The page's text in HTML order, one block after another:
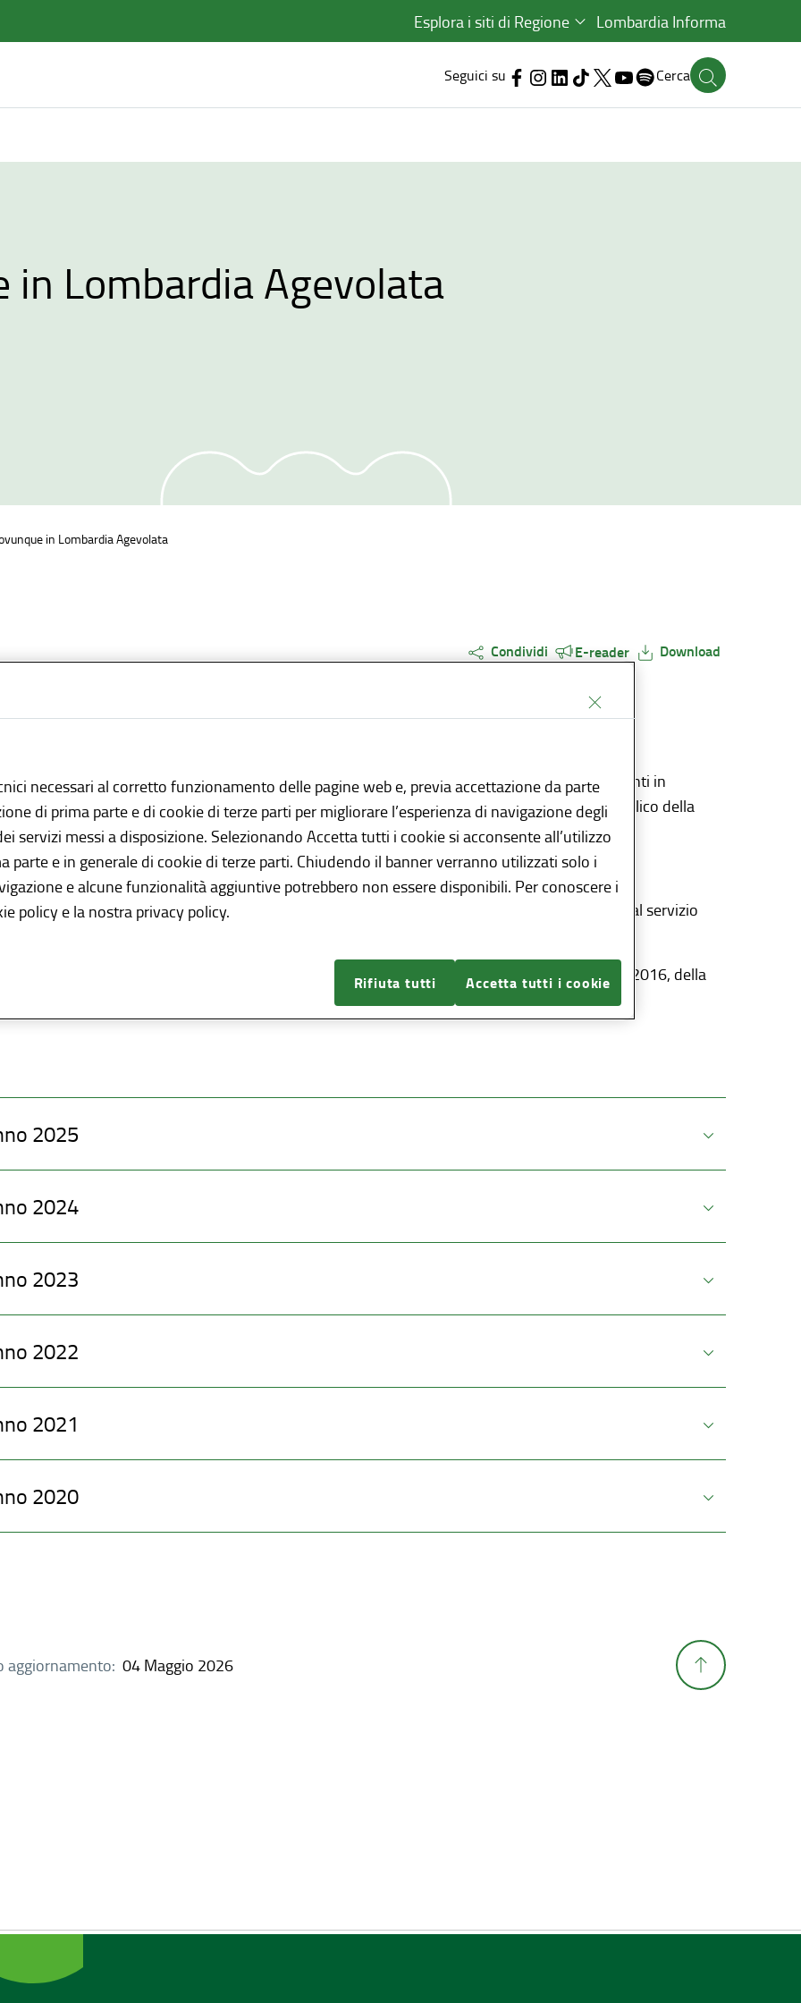
Esplora i siti di Regione Lombardia Informa
Seguici su Cerca
in Lombardia Agevolata
in Lombardia Agevolata
Condividi E-reader Download
ovunque in Lombardia Agevolata (IVOL Agevolata) è un abbonamento annuale per i residenti in
in possesso di determinati requisiti, che consente di viaggiare sui servizi di trasporto pubblico della
informazioni utili nella sezione dedicata raggiungibile al seguente link:IVOL - Online
dell’art. 32 del D.Lgs 33/2013 si pubblica in allegato la sintesi annuale dei costi relativi al servizio
relativi ai tempi non vengono più pubblicati in seguito all’abrogazione, effettuata dal D.Lgs. 97/2016, della
comma 2 dell’art 32 del D.Lgs. 33/2013.
2025
2024
2023
2022
2021
2020
aggiornamento: 04 Maggio 2026
necessari al corretto funzionamento delle pagine web e, previa accettazione da parte
di prima parte e di cookie di terze parti per migliorare l’esperienza di navigazione degli
servizi messi a disposizione. Selezionando Accetta tutti i cookie si acconsente all’utilizzo
parte e in generale di cookie di terze parti. Chiudendo il banner verranno utilizzati solo i
e alcune funzionalità aggiuntive potrebbero non essere disponibili. Per conoscere i
policy e la nostra privacy policy.
Rifiuta tutti Accetta tutti i cookie